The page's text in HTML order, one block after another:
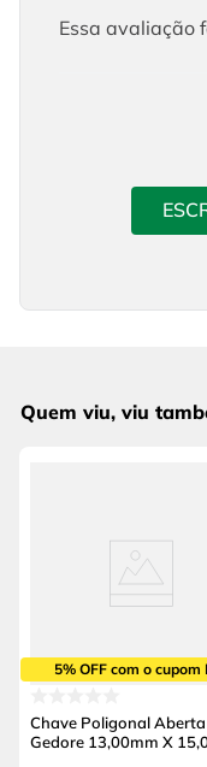
Essa avaliação
Quem viu, viu
5% OFF com o cupom
Chave Poligonal Aberta
Gedore 13,00mm X